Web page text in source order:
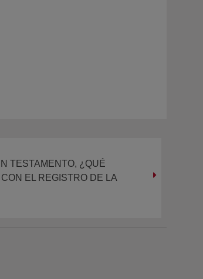
TESTAMENTO, ¿QUÉ
EL REGISTRO DE LA